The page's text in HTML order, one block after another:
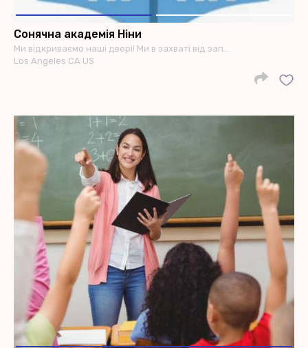
Сонячна академія Ніни
Ми відкриваємо наші двері! Ми в захваті від зап…
Los Angeles CA US